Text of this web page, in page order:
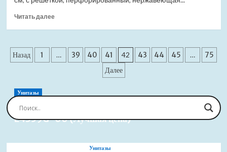
цена)
Читать далееПрочитать
AlcaPlast
цена)
Пагинация
Назад 1 … 39 40 41 42 43 44 45 …
75
Далее
Унитазы
Сиденье для унитаза Jacob Delafon Brive
E4359G-00 (Лучшая цена)
Унитазы